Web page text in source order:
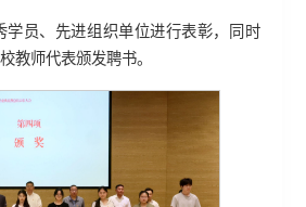
学员、先进组织单位进行表彰，同时
教师代表颁发聘书。